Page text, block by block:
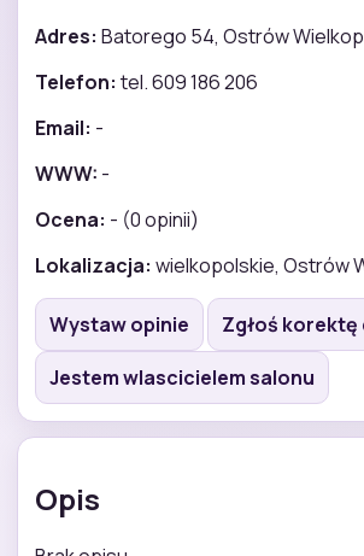
Adres: Batorego 54, Ostrów
Telefon: tel. 609 186 206
Email: -
WWW: -
Ocena: - (0 opinii)
Lokalizacja: wielkopolskie, Ostrów
Wystaw opinie
Zgłoś korektę
Jestem wlascicielem salonu
Opis